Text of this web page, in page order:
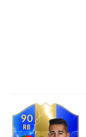
90
RB